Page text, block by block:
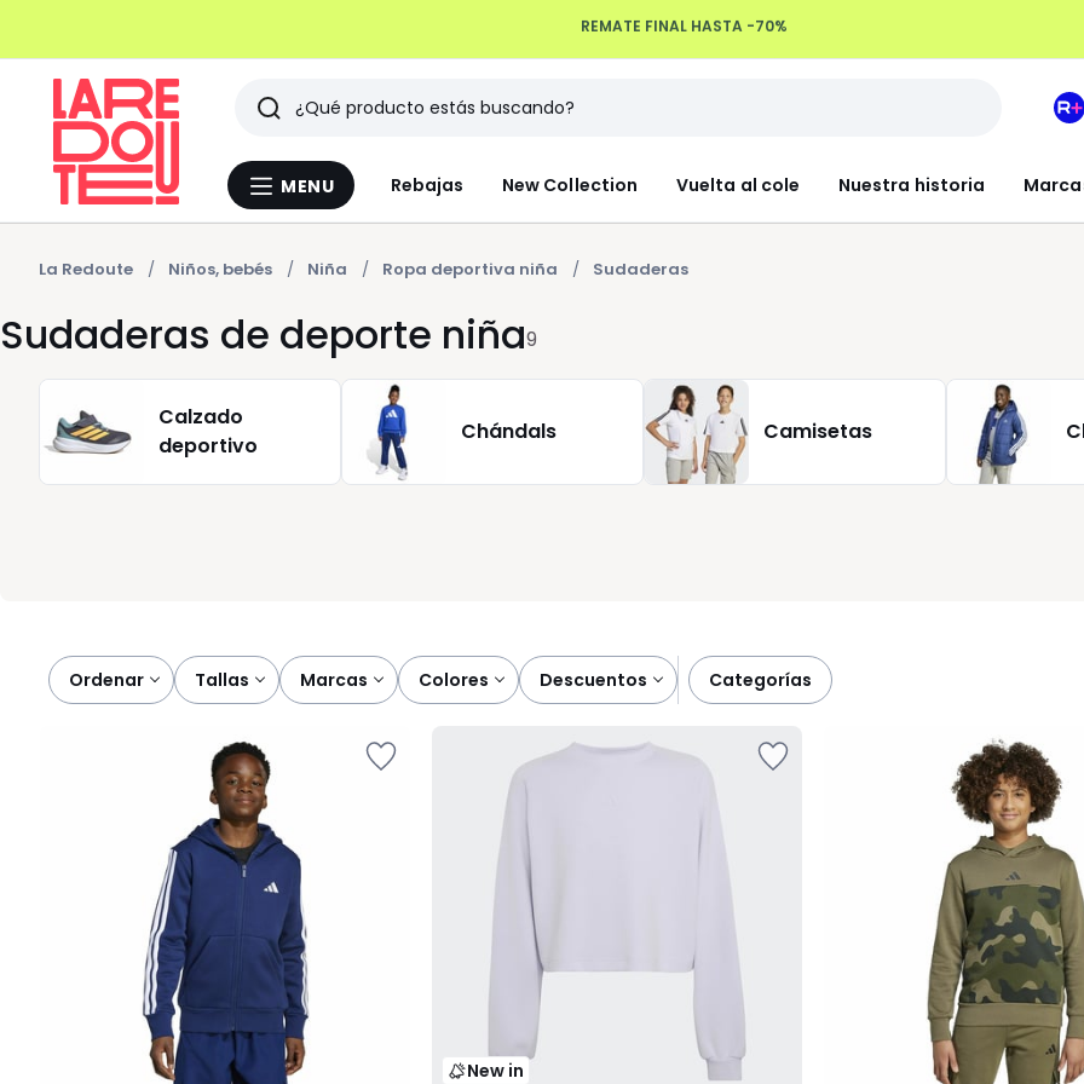
Devoluciones hasta 100 días
Menu
MENU Rebajas New Collection Vuelta al cole Nuestra historia
Buscar
Últimos
artículos
vistos
Mi
La Redoute Niños, bebés Niña Ropa deportiva niña Sudaderas
Sudaderas de deporte niña9
Calzado
deportivo
Chándals Camisetas
Ordenar
tallas marcas colores descuentos categorías
New in